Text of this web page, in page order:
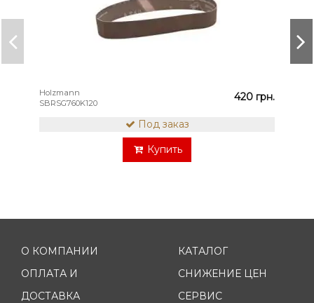
Holzmann
SBRSG760K120
420 грн.
Под заказ
Купить
О КОМПАНИИ
ОПЛАТА И
ДОСТАВКА
КАТАЛОГ
СНИЖЕНИЕ ЦЕН
СЕРВИС